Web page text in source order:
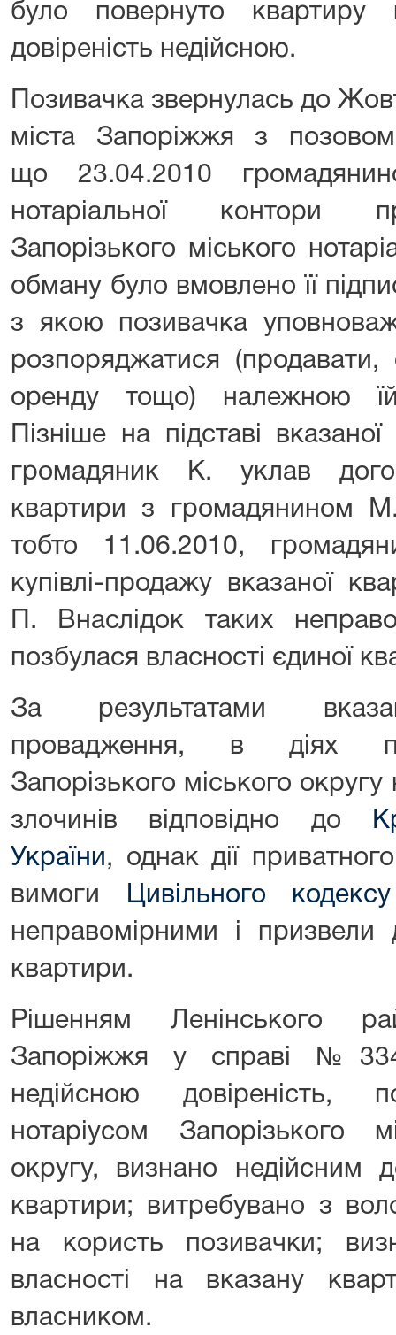
було повернуто квартиру
довіреність недійсною.
Позивачка звернулась до
міста Запоріжжя з
що 23.04.2010
нотаріальної контори
Запорізького міського
обману було вмовлено її
з якою позивачка
розпоряджатися
оренду тощо) належною
Пізніше на підставі
громадяник К. уклав
квартири з громадянином
тобто 11.06.2010,
купівлі-продажу вказаної
П. Внаслідок таких
позбулася власності єдиної
За результатами
провадження, в діях
Запорізького міського
злочинів відповідно до
України, однак дії
вимоги
Цивільного
неправомірними і
квартири.
Рішенням Ленінського
Запоріжжя у справі
недійсною довіреність,
нотаріусом Запорізького
округу, визнано недійсним
квартири; витребувано з
на користь позивачки;
власності на вказану
власником.